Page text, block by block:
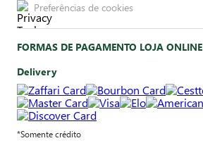
Preferências de cookies
FORMAS DE PAGAMENTO LOJA ONLINE
Delivery
*Somente crédito